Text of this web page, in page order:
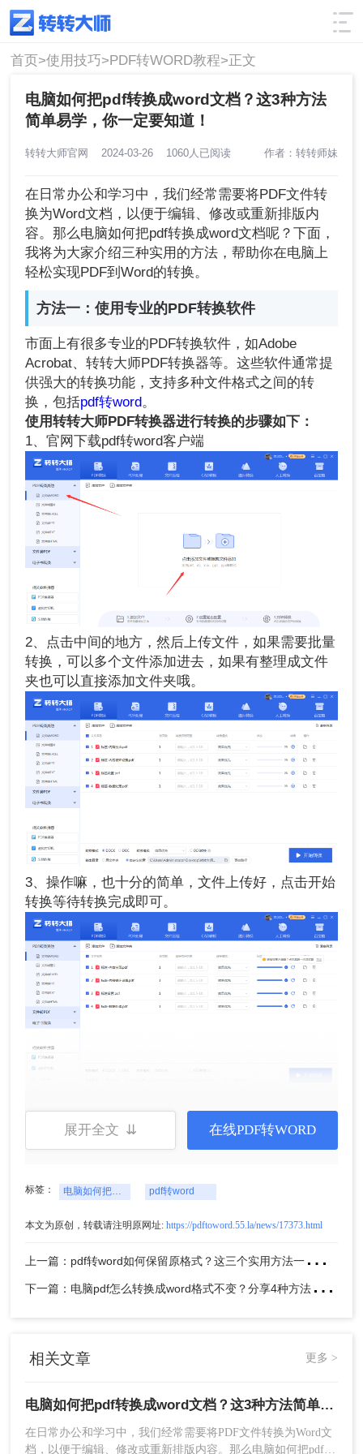
使用技巧 筛选
首页>使用技巧>PDF转WORD教程>正文
电脑如何把pdf转换成word文档？这3种方法
简单易学，你一定要知道！
转转大师官网 2024-03-26 1060人已阅读 作者：转转师妹
在日常办公和学习中，我们经常需要将PDF文件转
换为Word文档，以便于编辑、修改或重新排版内
容。那么电脑如何把pdf转换成word文档呢？下面，
我将为大家介绍三种实用的方法，帮助你在电脑上
轻松实现PDF到Word的转换。
方法一：使用专业的PDF转换软件
市面上有很多专业的PDF转换软件，如Adobe
Acrobat、转转大师PDF转换器等。这些软件通常提
供强大的转换功能，支持多种文件格式之间的转
换，包括pdf转word。
使用转转大师PDF转换器进行转换的步骤如下：
1、官网下载pdf转word客户端
2、点击中间的地方，然后上传文件，如果需要批量
转换，可以多个文件添加进去，如果有整理成文件
夹也可以直接添加文件夹哦。
3、操作嘛，也十分的简单，文件上传好，点击开始
转换等待转换完成即可。
方法二：使用在线PDF转换工具
除了专业的软件，还有很多在线的PDF转换工具可
无需安装，只需在浏览器中打开相关网站即可使
使用转转大师在线工具进行转换的步骤如下：
1、打开在线pdf转word：https://pdftoword.55.la/
2、上传PDF文件。
展开全文 ⇊ 在线PDF转WORD
标签： 电脑如何把pdf转换成word文档 pdf转word
本文为原创，转载请注明原网址: https://pdftoword.55.la/news/17373.html
上
一篇：pdf转word如何保留原格式？这三个实用方法一定能帮到你！
下
一篇：电脑pdf怎么转换成word格式不变？分享4种方法轻松实现！
相关文章 更多 >
电脑如何把pdf转换成word文档？这3种方法简单易学，你一定要知道！
在日常办公和学习中，我们经常需要将PDF文件转换为Word文
档，以便于编辑、修改或重新排版内容。那么电脑如何把pdf转